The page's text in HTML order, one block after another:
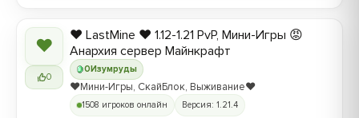
❤
0
0 Изумруды
❤️ LastMine ❤️ 1.12-1.21 PvP, Мини-Игры 😡
Анархия сервер Майнкрафт
❤️Мини-Игры, СкайБлок, Выживание❤️
1508 игроков онлайн Версия: 1.21.4